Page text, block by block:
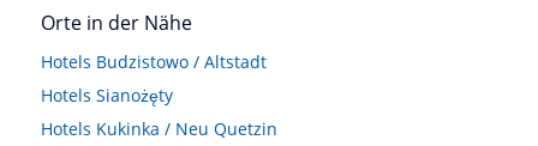
Orte in der Nähe
Hotels Budzistowo / Altstadt
Hotels Sianożęty
Hotels Kukinka / Neu Quetzin